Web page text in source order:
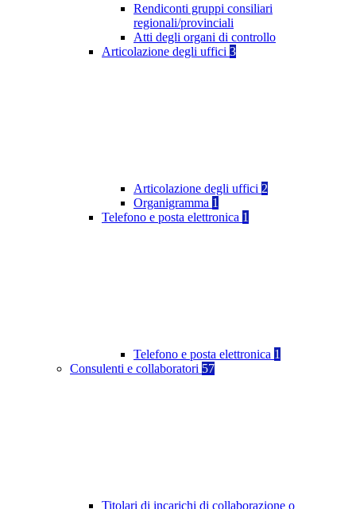
Rendiconti gruppi consiliari
regionali/provinciali
Atti degli organi di controllo
Articolazione degli uffici 3
Articolazione degli uffici 2
Organigramma 1
Telefono e posta elettronica 1
Telefono e posta elettronica 1
Consulenti e collaboratori 57
Titolari di incarichi di collaborazione o